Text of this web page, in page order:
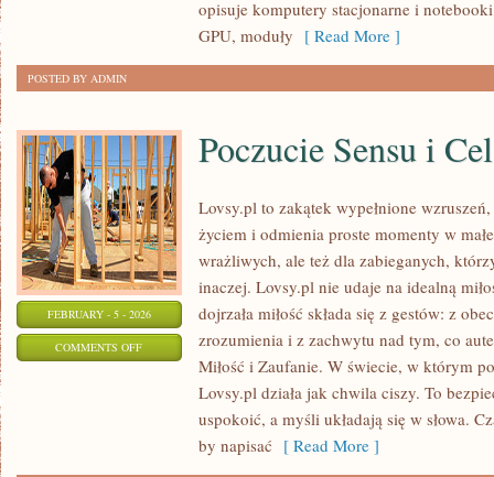
opisuje komputery stacjonarne i
GPU, moduły [ Read More ]
POSTED BY ADMIN
FEBRUARY - 5 - 2026
COMMENTS OFFON
Poczucie Sensu i
Lovsy.pl to zakątek wypełnione
życiem i odmienia proste momenty w
wrażliwych, ale też dla zabieganych,
inaczej. Lovsy.pl nie udaje na idealną
dojrzała miłość składa się z gestów: z
zrozumienia i z zachwytu nad tym, co
Miłość i Zaufanie. W świecie, w którym
Lovsy.pl działa jak chwila ciszy. To
uspokoić, a myśli układają się w słowa.
by napisać [ Read More ]